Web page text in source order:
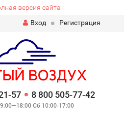
версия сайта
Вход Регистрация
57 8 800 505-77-42
Сб 10:00-17:00